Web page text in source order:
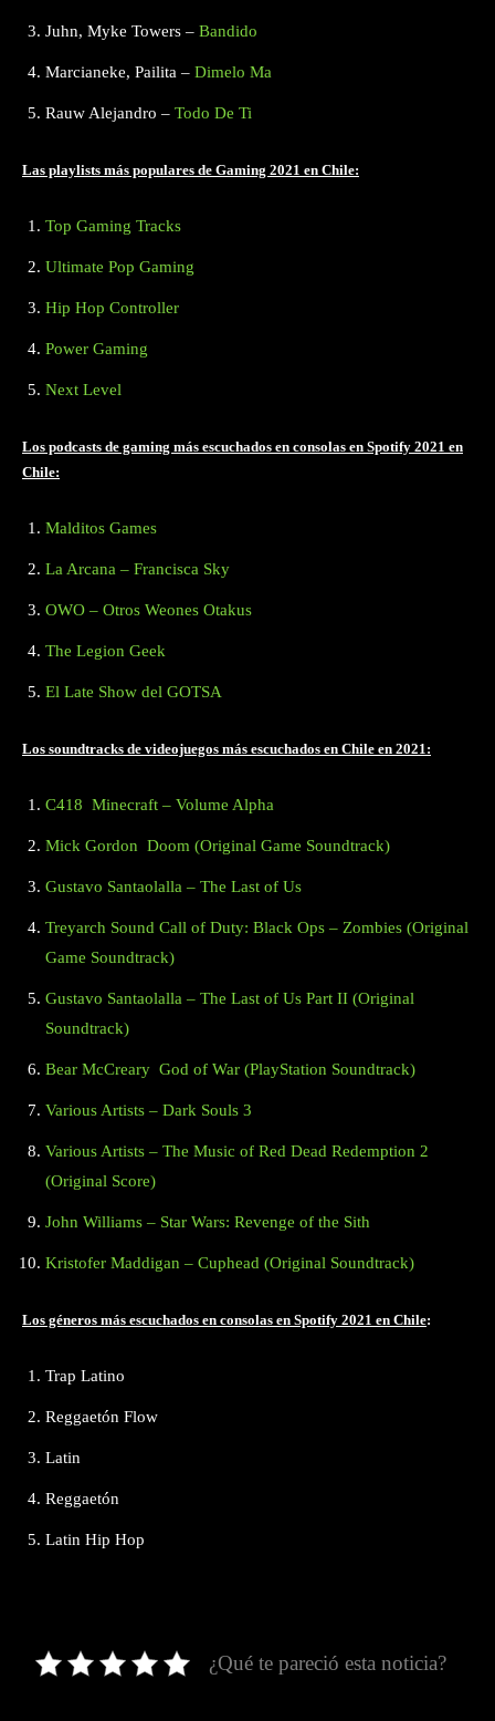
Juhn, Myke Towers – Bandido
Marcianeke, Pailita – Dimelo Ma
Rauw Alejandro – Todo De Ti
Las playlists más populares de Gaming 2021 en Chile:
Top Gaming Tracks
Ultimate Pop Gaming
Hip Hop Controller
Power Gaming
Next Level
Los podcasts de gaming más escuchados en consolas en Spotify 2021 en
Chile:
Malditos Games
La Arcana – Francisca Sky
OWO – Otros Weones Otakus
The Legion Geek
El Late Show del GOTSA
Los soundtracks de videojuegos más escuchados en Chile en 2021:
C418 Minecraft – Volume Alpha
Mick Gordon Doom (Original Game Soundtrack)
Gustavo Santaolalla – The Last of Us
Treyarch Sound Call of Duty: Black Ops – Zombies (Original
Game Soundtrack)
Gustavo Santaolalla – The Last of Us Part II (Original
Soundtrack)
Bear McCreary God of War (PlayStation Soundtrack)
Various Artists – Dark Souls 3
Various Artists – The Music of Red Dead Redemption 2
(Original Score)
John Williams – Star Wars: Revenge of the Sith
Kristofer Maddigan – Cuphead (Original Soundtrack)
Los géneros más escuchados en consolas en Spotify 2021 en Chile:
Trap Latino
Reggaetón Flow
Latin
Reggaetón
Latin Hip Hop
¿Qué te pareció esta noticia?